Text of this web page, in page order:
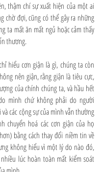
thậm chí sự xuất hiện của một ai
chờ đợi, cũng có thể gây ra những
ta mất ăn mất ngủ hoặc cảm thấy
thương.
hiểu cơn giận là gì, chúng ta còn
nên giận, rằng giận là tiêu cực,
của chính chúng ta, và hầu hết
mình chứ không phải do người
các cộng sự của mình vẫn thường
chuyển hoá các cơn giận của họ
bằng cách thay đổi niềm tin về
không hiểu vì một lý do nào đó,
lúc hoàn toàn mất kiểm soát